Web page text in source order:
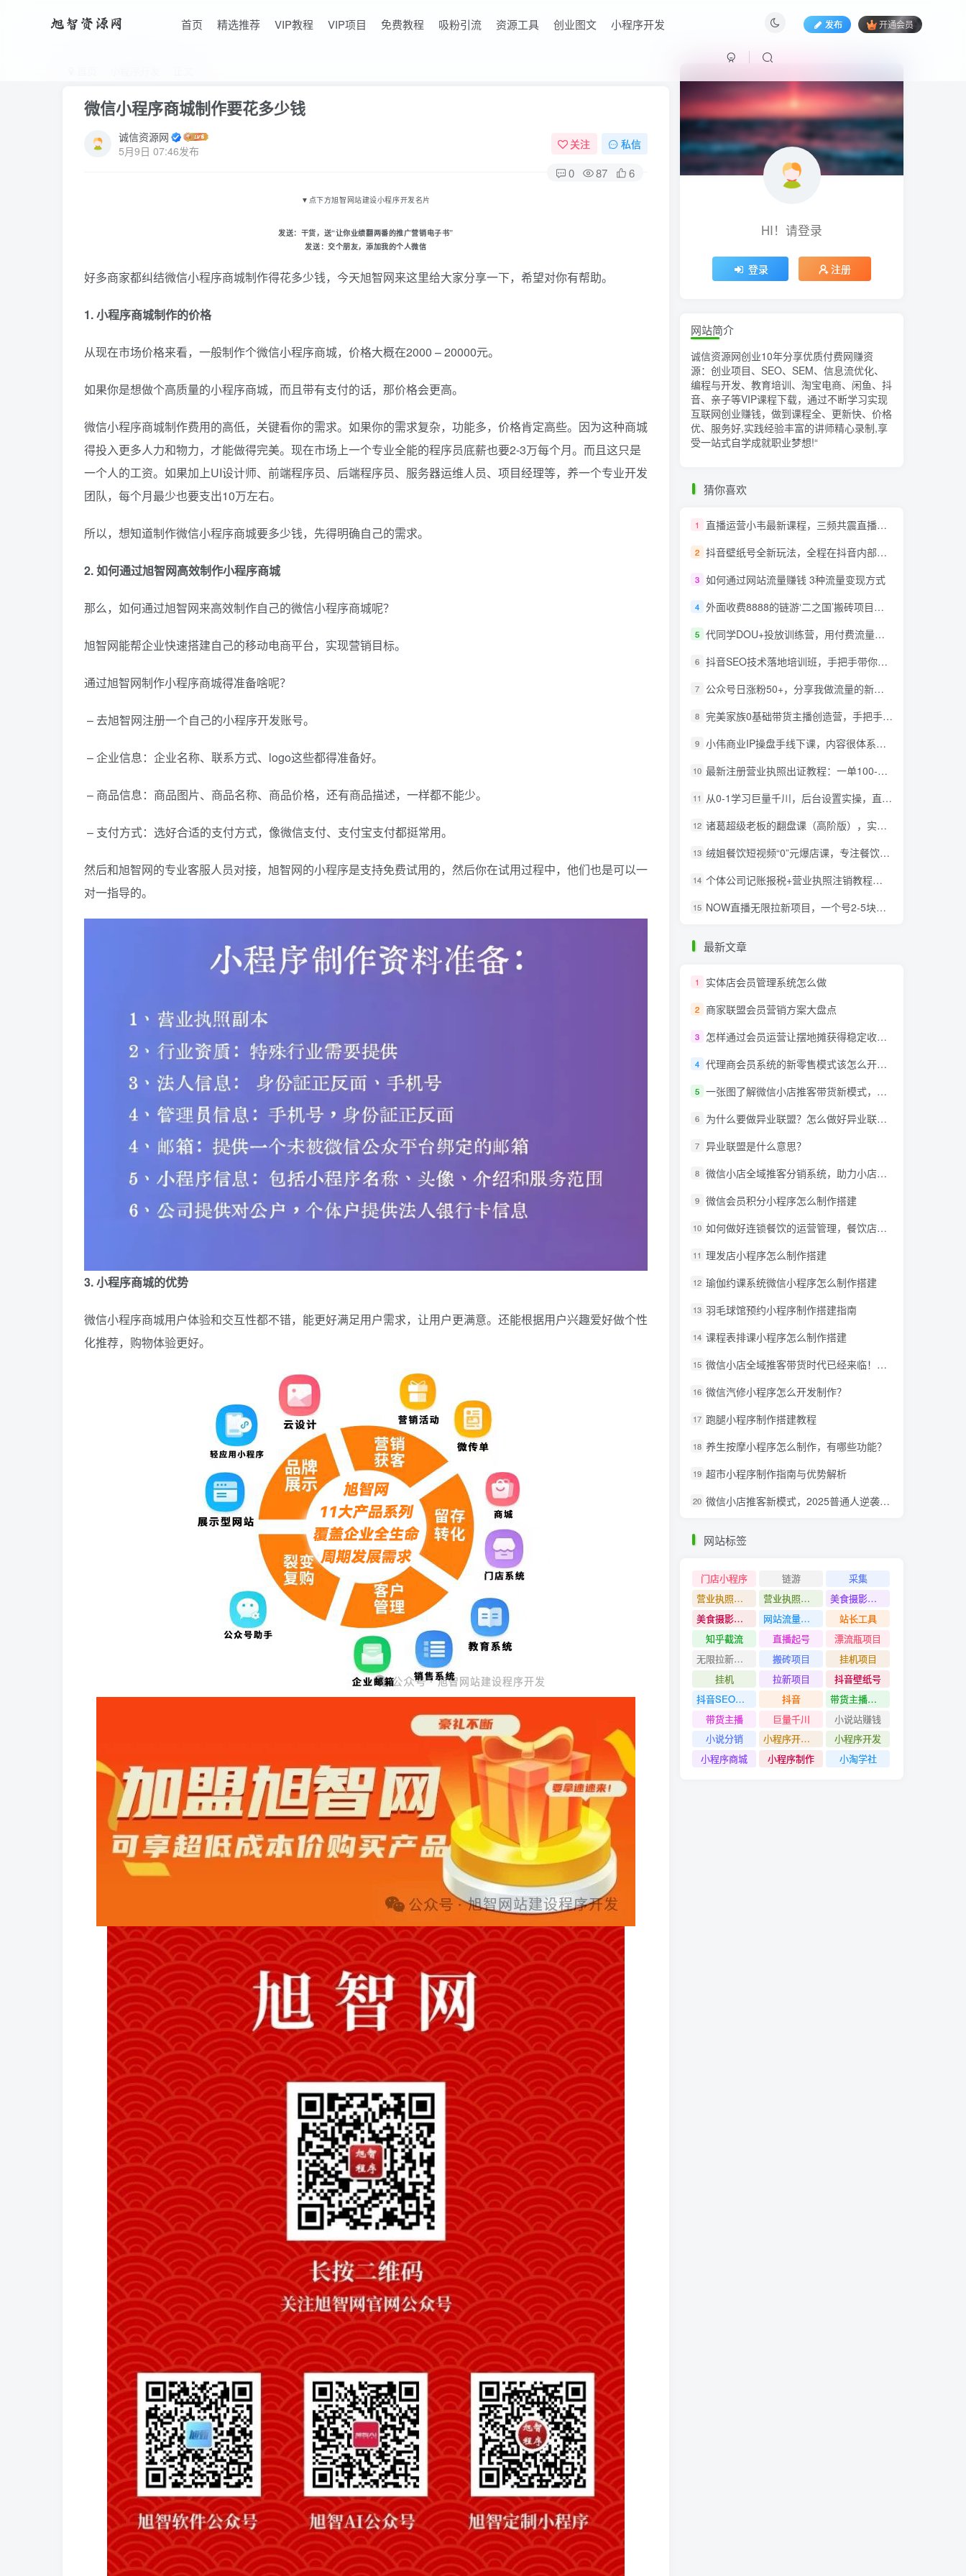
首页 精选推荐 VIP教程 VIP项目 免费教程 吸粉引流 资源工具 创业图文 小程序开发 发布 开通会员
微信小程序商城制作要花多少钱
诚信资源网
5月9日 07:46发布
关注 私信
0 87 6
▼ 点下方旭智网站建设小程序开发名片
发送： 干货，送“让你业绩翻两番的推广营销电子书”
发送：交个朋友，添加我的个人微信
好多商家都纠结微信小程序商城制作得花多少钱，今天旭智网来这里给大家分享一下，希望对你有帮助。
1. 小程序商城制作的价格
从现在市场价格来看，一般制作个微信小程序商城，价格大概在2000 – 20000元。
如果你是想做个高质量的小程序商城，而且带有支付的话，那价格会更高。
微信小程序商城制作费用的高低，关键看你的需求。如果你的需求复杂，功能多，价格肯定高些。因为这种商城
得投入更多人力和物力，才能做得完美。现在市场上一个专业全能的程序员底薪也要2-3万每个月。而且这只是
一个人的工资。如果加上UI设计师、前端程序员、后端程序员、服务器运维人员、项目经理等，养一个专业开发
团队，每个月最少也要支出10万左右。
所以，想知道制作微信小程序商城要多少钱，先得明确自己的需求。
2. 如何通过旭智网高效制作小程序商城
那么，如何通过旭智网来高效制作自己的微信小程序商城呢？
旭智网能帮企业快速搭建自己的移动电商平台，实现营销目标。
通过旭智网制作小程序商城得准备啥呢？
– 去旭智网注册一个自己的小程序开发账号。
– 企业信息：企业名称、联系方式、logo这些都得准备好。
– 商品信息：商品图片、商品名称、商品价格，还有商品描述，一样都不能少。
– 支付方式：选好合适的支付方式，像微信支付、支付宝支付都挺常用。
然后和旭智网的专业客服人员对接，旭智网的小程序是支持免费试用的，然后你在试用过程中，他们也是可以一
对一指导的。
3. 小程序商城的优势
微信小程序商城用户体验和交互性都不错，能更好满足用户需求，让用户更满意。还能根据用户兴趣爱好做个性
化推荐，购物体验更好。
HI！请登录
HI！请登录
登录 注册
网站简介
诚信资源网创业10年分享优质付费网赚资
源：创业项目、SEO、SEM、信息流优化、
编程与开发、教育培训、淘宝电商、闲鱼、抖
音、亲子等VIP课程下载，通过不断学习实现
互联网创业赚钱，做到课程全、更新快、价格
优、服务好,实践经验丰富的讲师精心录制,享
受一站式自学成就职业梦想!“
猜你喜欢
1 直播运营小韦最新课程，三频共震直播起号5.0版本更细致，玩法更新颖
2 抖音壁纸号全新玩法，全程在抖音内部即可直接变现
3 如何通过网站流量赚钱 3种流量变现方式
4 外面收费8888的链游‘二之国’搬砖项目，20开日收益400+【详细操作教程】
5 代同学DOU+投放训练营，用付费流量撬动大额自然流量，过得超额变现转化
6 抖音SEO技术落地培训班，手‬把手带你做好音抖‬‬SEO
7 公众号日涨粉50+，分享我做流量的新渠道
8 完美家族0基础带货主播创造营，​手把手教你从0~1做带货主播
9 小伟商业IP操盘手线下课，​内容很体系值得一学 原价16800
10 最新注册营业执照出证教程：一单100-500，日赚300+无任何问题（全国通用）
11 从0-1学习巨量千川，后台设置实操，直播带货篇，新手小白入门千川必听课
12 诸葛超级老板的翻盘课（高阶版），实体老板的起号课，诸葛一到流量必爆
13 绒姐餐饮短视频“0”元爆店课，专注餐饮线上线下运营干货
14 个体公司记账报税+营业执照注销教程：小白一看就会，某淘接业务一单搞几百
15 NOW直播无限拉新项目，一个号2-5块钱，单号每天稳定50+
最新文章
1 实体店会员管理系统怎么做
2 商家联盟会员营销方案大盘点
3 怎样通过会员运营让摆地摊获得稳定收入？
4 代理商会员系统的新零售模式该怎么开发呢？
5 一张图了解微信小店推客带货新模式，详解什么是推客带货？微信小店推客机构怎么玩？
6 为什么要做异业联盟？怎么做好异业联盟？
7 异业联盟是什么意思？
8 微信小店全域推客分销系统，助力小店商家达人创作者抢占万亿蓝海市场！
9 微信会员积分小程序怎么制作搭建
10 如何做好连锁餐饮的运营管理，餐饮店小程序需要什么功能?
11 理发店小程序怎么制作搭建
12 瑜伽约课系统微信小程序怎么制作搭建
13 羽毛球馆预约小程序制作搭建指南
14 课程表排课小程序怎么制作搭建
15 微信小店全域推客带货时代已经来临！微信推客分享系统助力抢夺红利！
16 微信汽修小程序怎么开发制作？
17 跑腿小程序制作搭建教程
18 养生按摩小程序怎么制作，有哪些功能？
19 超市小程序制作指南与优势解析
20 微信小店推客新模式，2025普通人逆袭的亿级财富新风口
网站标签
门店小程序 链游
采集
营业执照注销教程
营业执照出证教程
美食摄影课程
美食摄影教程
网站流量赚钱
站长工具
知乎截流
直播起号
漂流瓶项目
无限拉新项目
搬砖项目
挂机项目
挂机
拉新项目
抖音壁纸号
抖音SEO技术
抖音
带货主播创造营
带货主播
巨量千川
小说站赚钱
小说分销
小程序开发#小程序制作
小程序开发
小程序商城
小程序制作 小淘学社